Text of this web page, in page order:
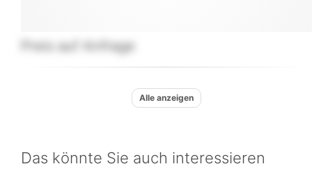
Preis auf Anfrage
Alle anzeigen
Das könnte Sie auch interessieren